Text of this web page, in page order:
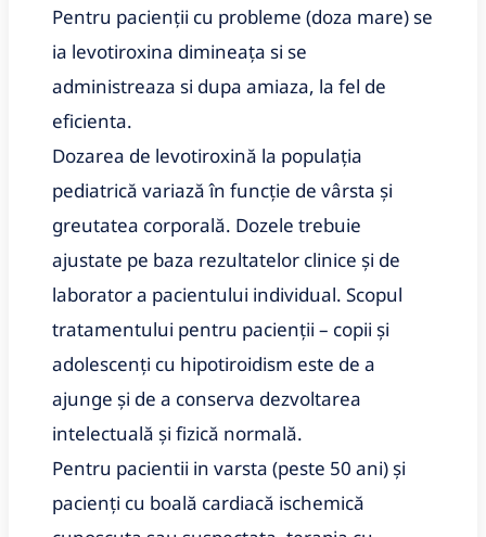
Pentru pacienții cu probleme (doza mare) se
ia levotiroxina dimineața si se
administreaza si dupa amiaza, la fel de
eficienta.
Dozarea de levotiroxină la populația
pediatrică variază în funcție de vârsta și
greutatea corporală. Dozele trebuie
ajustate pe baza rezultatelor clinice și de
laborator a pacientului individual. Scopul
tratamentului pentru pacienții – copii și
adolescenți cu hipotiroidism este de a
ajunge și de a conserva dezvoltarea
intelectuală și fizică normală.
Pentru pacientii in varsta (peste 50 ani) și
pacienți cu boală cardiacă ischemică